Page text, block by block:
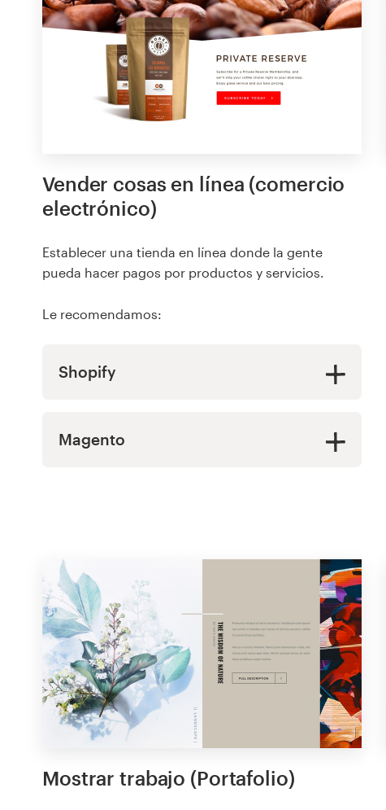
Vender cosas en línea (comercio
electrónico)
Establecer una tienda en línea donde la gente
pueda hacer pagos por productos y servicios.
Le recomendamos:
Shopify
Magento
Mostrar trabajo (Portafolio)